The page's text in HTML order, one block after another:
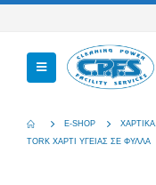
E-SHOP ΧΑΡΤΙΚΆ
TORK ΧΑΡΤΙ ΥΓΕΙΑΣ ΣΕ ΦΥΛΛΑ